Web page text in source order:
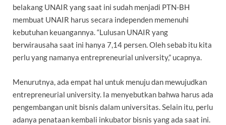
belakang UNAIR yang saat ini sudah menjadi PTN-BH
membuat UNAIR harus secara independen memenuhi
kebutuhan keuangannya. “Lulusan UNAIR yang
berwirausaha saat ini hanya 7,14 persen. Oleh sebab itu kita
perlu yang namanya entrepreneurial university,” ucapnya.
Menurutnya, ada empat hal untuk menuju dan mewujudkan
entrepreneurial university. Ia menyebutkan bahwa harus ada
pengembangan unit bisnis dalam universitas. Selain itu, perlu
adanya penataan kembali inkubator bisnis yang ada saat ini.